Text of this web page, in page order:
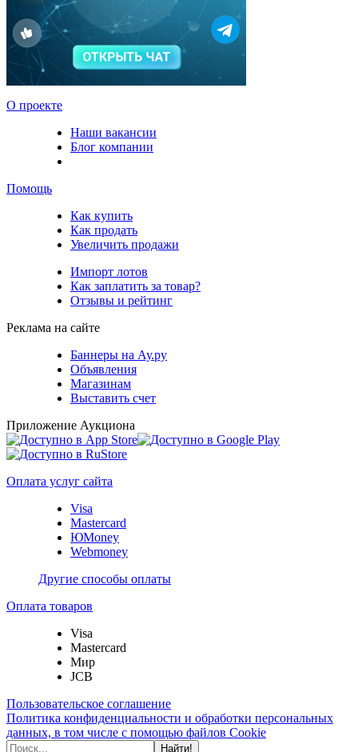
О проекте
Наши вакансии
Блог компании
Помощь
Как купить
Как продать
Увеличить продажи
Импорт лотов
Как заплатить за товар?
Отзывы и рейтинг
Реклама на сайте
Баннеры на Ау.ру
Объявления
Магазинам
Выставить счет
Приложение Аукциона
Оплата услуг сайта
Visa
Mastercard
ЮMoney
Webmoney
Другие способы оплаты
Оплата товаров
Visa
Mastercard
Мир
JCB
Пользовательское соглашение
Политика конфиденциальности и обработки персональных
данных, в том числе с помощью файлов Cookie
Найти!